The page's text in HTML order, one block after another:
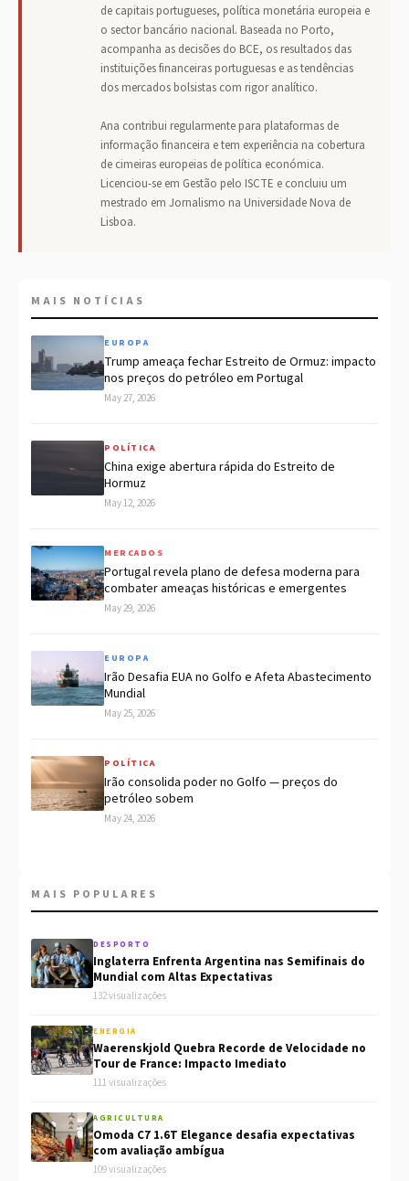
de capitais portugueses, política monetária europeia e
o sector bancário nacional. Baseada no Porto,
acompanha as decisões do BCE, os resultados das
instituições financeiras portuguesas e as tendências
dos mercados bolsistas com rigor analítico.
Ana contribui regularmente para plataformas de
informação financeira e tem experiência na cobertura
de cimeiras europeias de política económica.
Licenciou-se em Gestão pelo ISCTE e concluiu um
mestrado em Jornalismo na Universidade Nova de
Lisboa.
MAIS NOTÍCIAS
EUROPA
Trump ameaça fechar Estreito de Ormuz: impacto
nos preços do petróleo em Portugal
May 27, 2026
POLÍTICA
China exige abertura rápida do Estreito de
Hormuz
May 12, 2026
MERCADOS
Portugal revela plano de defesa moderna para
combater ameaças históricas e emergentes
May 29, 2026
EUROPA
Irão Desafia EUA no Golfo e Afeta Abastecimento
Mundial
May 25, 2026
POLÍTICA
Irão consolida poder no Golfo — preços do
petróleo sobem
May 24, 2026
MAIS POPULARES
DESPORTO
Inglaterra Enfrenta Argentina nas Semifinais do
Mundial com Altas Expectativas
132 visualizações
ENERGIA
Waerenskjold Quebra Recorde de Velocidade no
Tour de France: Impacto Imediato
111 visualizações
AGRICULTURA
Omoda C7 1.6T Elegance desafia expectativas
com avaliação ambígua
109 visualizações